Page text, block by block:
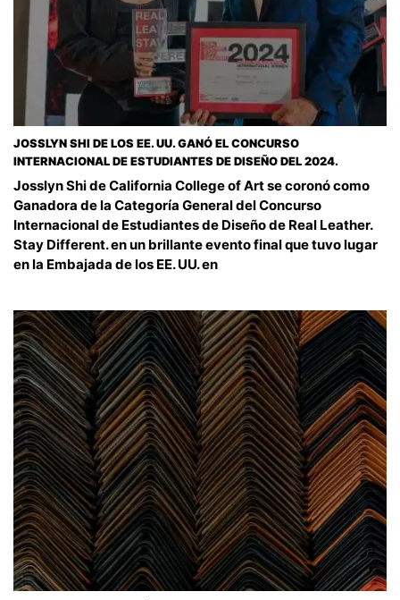
JOSSLYN SHI DE LOS EE. UU. GANÓ EL CONCURSO
INTERNACIONAL DE ESTUDIANTES DE DISEÑO DEL 2024.
Josslyn Shi de California College of Art se coronó como
Ganadora de la Categoría General del Concurso
Internacional de Estudiantes de Diseño de Real Leather.
Stay Different. en un brillante evento final que tuvo lugar
en la Embajada de los EE. UU. en